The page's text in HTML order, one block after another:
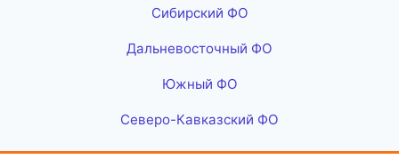
Сибирский ФО
Дальневосточный ФО
Южный ФО
Северо-Кавказский ФО